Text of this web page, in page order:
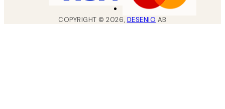
COPYRIGHT ©2026, DESENIO AB